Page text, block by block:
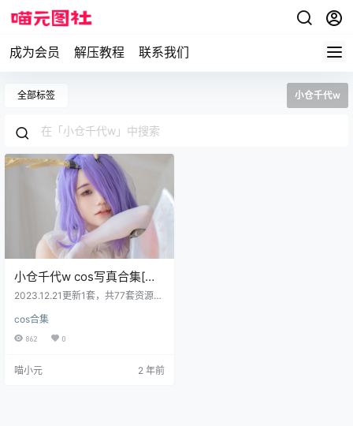
成为会员 解压教程 联系我们
全部标签 小仓千代w
小仓千代w cos写真合集[全
套][持续更新]
2023.12.21更新1套，共77套资源
228MB] NO.002 粉色吊带[30P-54
MB] NO.003 告白常识[35P-66MB]
魅魔2[24P-128MB] NO.007 透明女
cos合集
862 0
喵小元 2 年前